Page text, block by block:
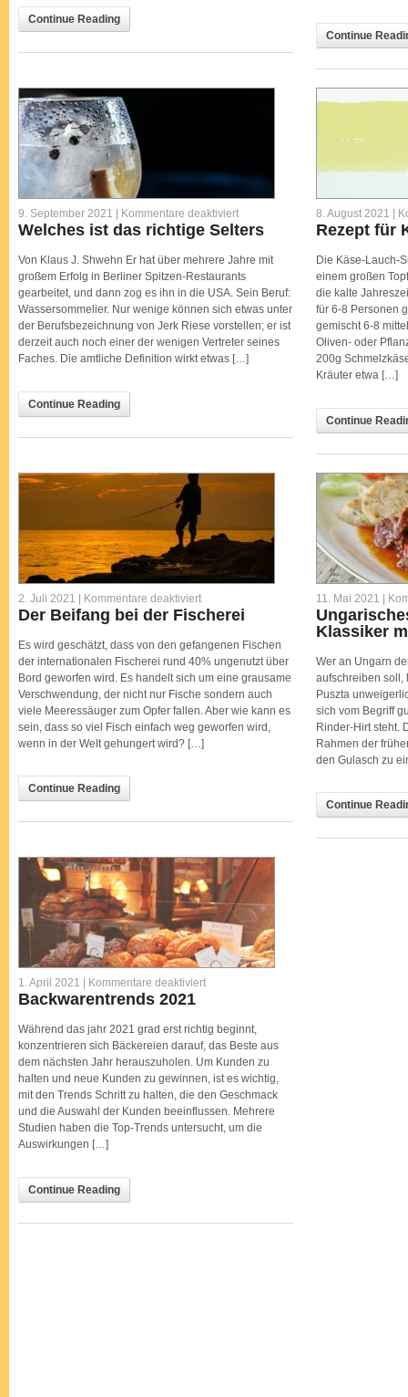
Continue Reading
Continue
9. September 2021 | Kommentare deaktiviertfür
Welches
ist
richtige
Selters
Welches ist das richtige Selters
Von Klaus J. Shwehn Er hat über mehrere Jahre mit
großem Erfolg in Berliner Spitzen-Restaurants
gearbeitet, und dann zog es ihn in die USA. Sein Beruf:
Wassersommelier. Nur wenige können sich etwas unter
der Berufsbezeichnung von Jerk Riese vorstellen; er ist
derzeit auch noch einer der wenigen Vertreter seines
Faches. Die amtliche Definition wirkt etwas […]
Continue Reading
8. August 2021 |
Rezept für
Die Käse-Lauch-
einem großen
die kalte
für 6-8 Personen
gemischt 6-8
Oliven- oder
200g
Kräuter etwa […]
Continue
2. Juli 2021 | Kommentare deaktiviertfür
Der
Beifang
der
Fischerei
Der Beifang bei der Fischerei
Es wird geschätzt, dass von den gefangenen Fischen
der internationalen Fischerei rund 40% ungenutzt über
Bord geworfen wird. Es handelt sich um eine grausame
Verschwendung, der nicht nur Fische sondern auch
viele Meeressäuger zum Opfer fallen. Aber wie kann es
sein, dass so viel Fisch einfach weg geworfen wird,
wenn in der Welt gehungert wird? […]
Continue Reading
11. Mai 2021 |
Klassiker
Wer an Ungarn
aufschreiben soll,
Puszta
sich vom Begriff
Rinder-Hirt steht.
Rahmen der
den Gulasch zu
Continue
1. April 2021 | Kommentare deaktiviertfür
Backwarentrends 2021
Während das jahr 2021 grad erst richtig beginnt,
konzentrieren sich Bäckereien darauf, das Beste aus
dem nächsten Jahr herauszuholen. Um Kunden zu
halten und neue Kunden zu gewinnen, ist es wichtig,
mit den Trends Schritt zu halten, die den Geschmack
und die Auswahl der Kunden beeinflussen. Mehrere
Studien haben die Top-Trends untersucht, um die
Auswirkungen […]
Continue Reading